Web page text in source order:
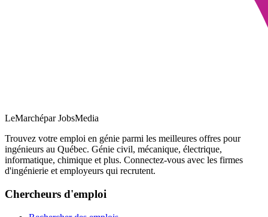
LeMarchépar JobsMedia
Trouvez votre emploi en génie parmi les meilleures offres pour
ingénieurs au Québec. Génie civil, mécanique, électrique,
informatique, chimique et plus. Connectez-vous avec les firmes
d'ingénierie et employeurs qui recrutent.
Chercheurs d'emploi